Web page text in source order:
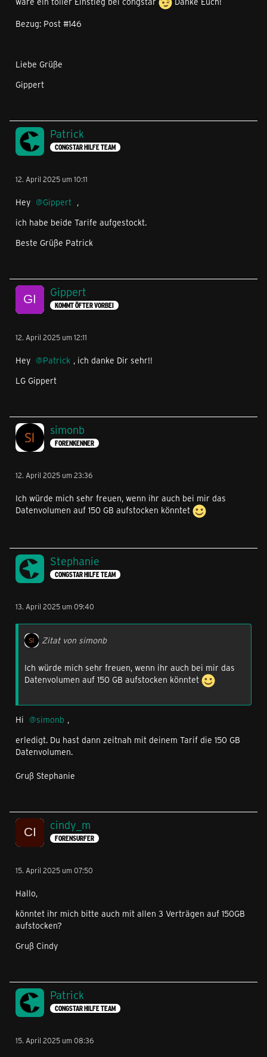
Bezug: Post #146
Liebe Grüße
Gippert
Patrick
CONGSTAR HILFE TEAM
12. April 2025 um 10:11
Hey Gippert ,
ich habe beide Tarife aufgestockt.
Beste Grüße Patrick
Gippert
KOMMT ÖFTER VORBEI
12. April 2025 um 12:11
Hey Patrick , ich danke Dir sehr!!
LG Gippert
simonb
FORENKENNER
12. April 2025 um 23:36
Ich würde mich sehr freuen, wenn ihr auch bei mir das
Datenvolumen auf 150 GB aufstocken könntet
Stephanie
CONGSTAR HILFE TEAM
13. April 2025 um 09:40
Zitat von simonb
Ich würde mich sehr freuen, wenn ihr auch bei mir das
Datenvolumen auf 150 GB aufstocken könntet
Hi simonb ,
erledigt. Du hast dann zeitnah mit deinem Tarif die 150 GB
Datenvolumen.
Gruß Stephanie
cindy_m
FORENSURFER
15. April 2025 um 07:50
Hallo,
könntet ihr mich bitte auch mit allen 3 Verträgen auf 150GB
aufstocken?
Gruß Cindy
Patrick
CONGSTAR HILFE TEAM
15. April 2025 um 08:36